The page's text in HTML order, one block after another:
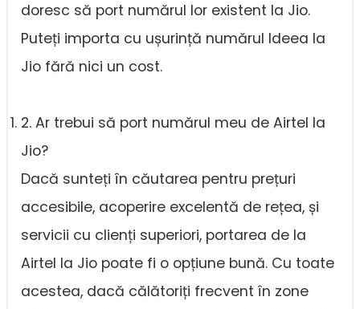
doresc să port numărul lor existent la Jio.
Puteți importa cu ușurință numărul Ideea la
Jio fără nici un cost.
2. Ar trebui să port numărul meu de Airtel la
Jio?
Dacă sunteți în căutarea pentru prețuri
accesibile, acoperire excelentă de rețea, și
servicii cu clienți superiori, portarea de la
Airtel la Jio poate fi o opțiune bună. Cu toate
acestea, dacă călătoriți frecvent în zone